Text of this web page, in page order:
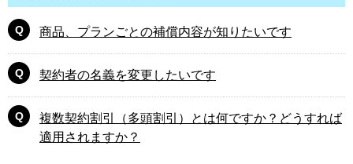
商品、プランごとの補償内容が知りたいです
契約者の名義を変更したいです
複数契約割引（多頭割引）とは何ですか？どうすれば
適用されますか？